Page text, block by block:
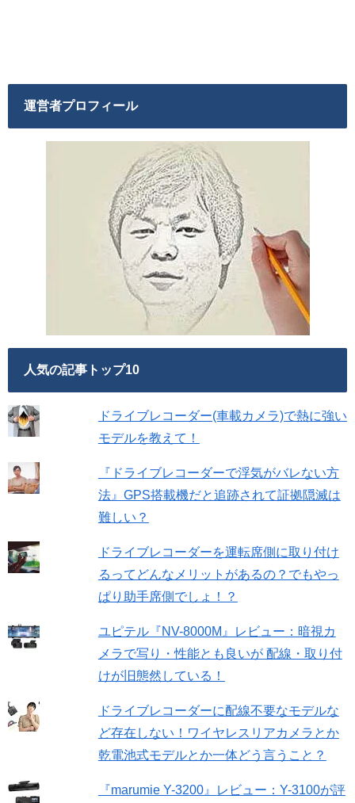
運営者プロフィール
人気の記事トップ10
ドライブレコーダー(車載カメラ)で熱に強い
モデルを教えて！
『ドライブレコーダーで浮気がバレない方
法』GPS搭載機だと追跡されて証拠隠滅は
難しい？
ドライブレコーダーを運転席側に取り付け
るってどんなメリットがあるの？でもやっ
ぱり助手席側でしょ！？
ユピテル『NV-8000M』レビュー：暗視カ
メラで写り・性能とも良いが 配線・取り付
けが旧態然している！
ドライブレコーダーに配線不要なモデルな
ど存在しない！ワイヤレスリアカメラとか
乾電池式モデルとか一体どう言うこと？
『marumie Y-3200』レビュー：Y-3100が評